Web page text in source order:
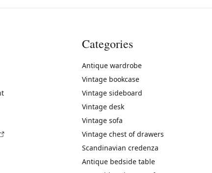
Categories
Antique wardrobe
Vintage bookcase
Vintage sideboard
Vintage desk
Vintage sofa
Vintage chest of drawers
Scandinavian credenza
Antique bedside table